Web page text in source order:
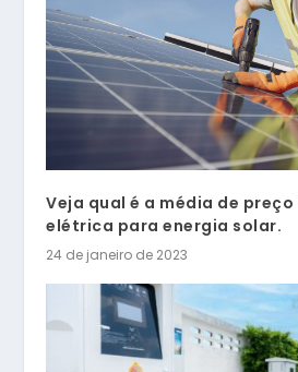
Veja qual é a média de
elétrica para energia solar.
24 de janeiro de 2023